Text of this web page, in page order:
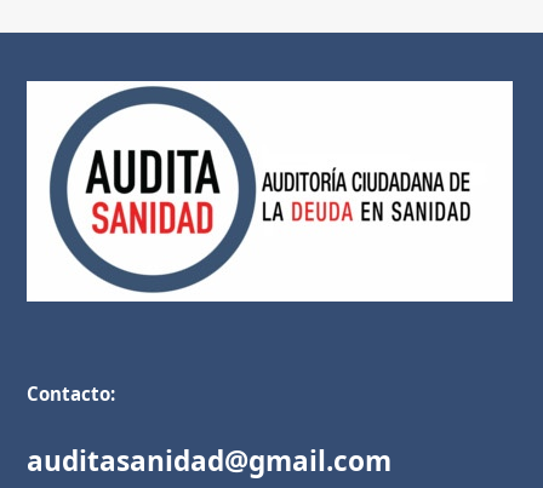
Contacto:
auditasanidad@gmail.com